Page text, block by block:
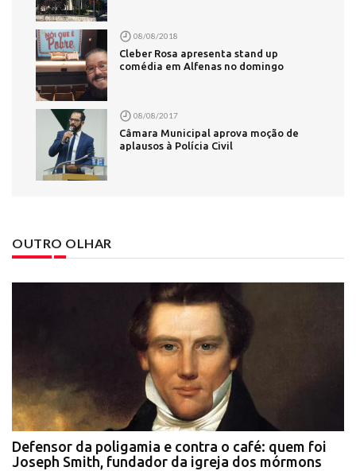
08/08/2018
Cleber Rosa apresenta stand up
comédia em Alfenas no domingo
08/08/2017
Câmara Municipal aprova moção de
aplausos à Polícia Civil
OUTRO OLHAR
Defensor da poligamia e contra o café: quem foi
Joseph Smith, fundador da igreja dos mórmons